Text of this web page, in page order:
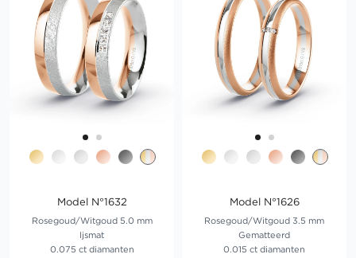
Model N°1632
Rosegoud/Witgoud 5.0 mm
Ijsmat
0.075 ct diamanten
Model N°1626
Rosegoud/Witgoud 3.5 mm
Gematteerd
0.015 ct diamanten